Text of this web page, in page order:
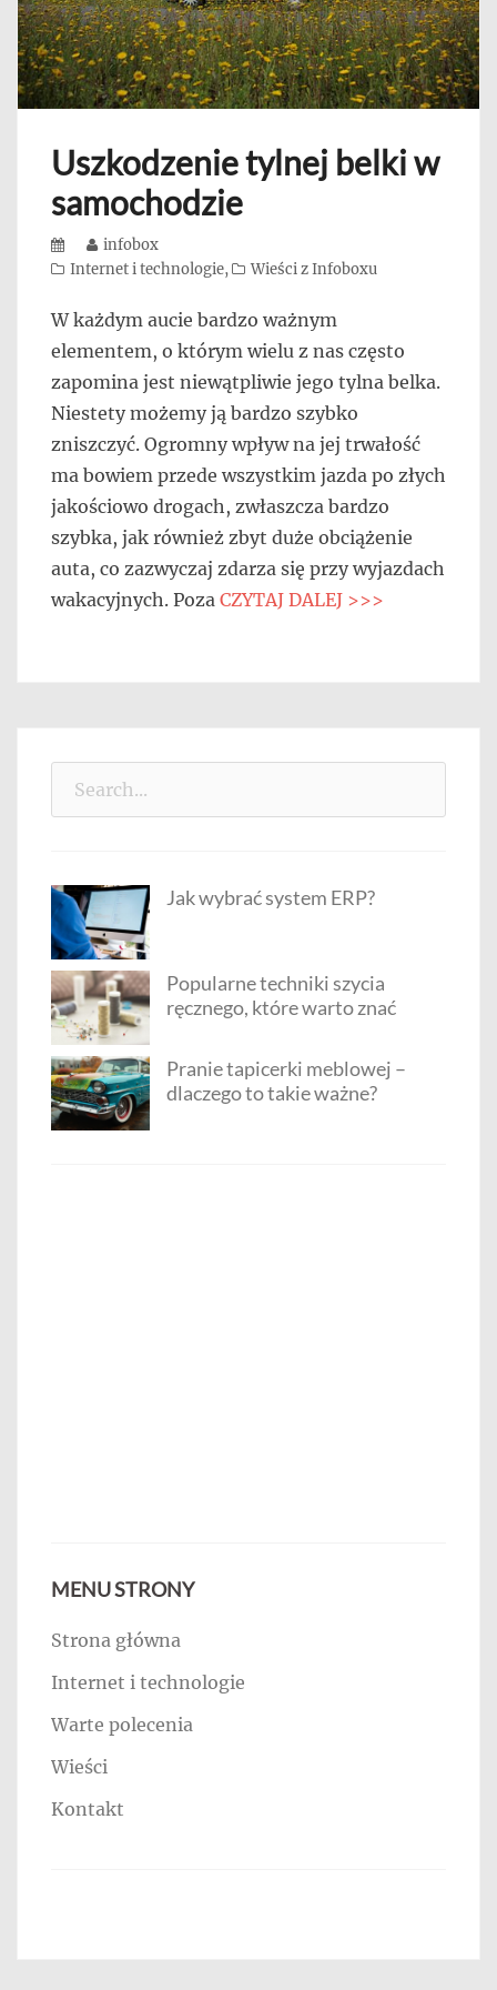
Uszkodzenie tylnej belki w
samochodzie
Posted
on
Author
infobox
Categories
Internet i technologie, Wieści z Infoboxu
W każdym aucie bardzo ważnym
elementem, o którym wielu z nas często
zapomina jest niewątpliwie jego tylna belka.
Niestety możemy ją bardzo szybko
zniszczyć. Ogromny wpływ na jej trwałość
ma bowiem przede wszystkim jazda po złych
jakościowo drogach, zwłaszcza bardzo
szybka, jak również zbyt duże obciążenie
auta, co zazwyczaj zdarza się przy wyjazdach
wakacyjnych. Poza CZYTAJ DALEJ >>>
Jak wybrać system ERP?
Popularne techniki szycia
ręcznego, które warto znać
Pranie tapicerki meblowej –
dlaczego to takie ważne?
MENU STRONY
Strona główna
Internet i technologie
Warte polecenia
Wieści
Kontakt